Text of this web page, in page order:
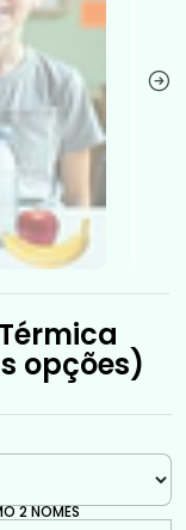
opções)
2 NOMES